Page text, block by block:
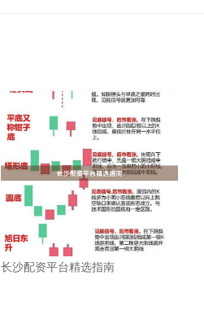
长沙配资平台精选指南